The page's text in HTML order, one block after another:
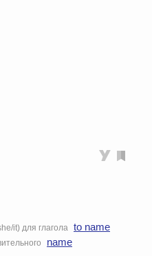
it) для глагола to name
name